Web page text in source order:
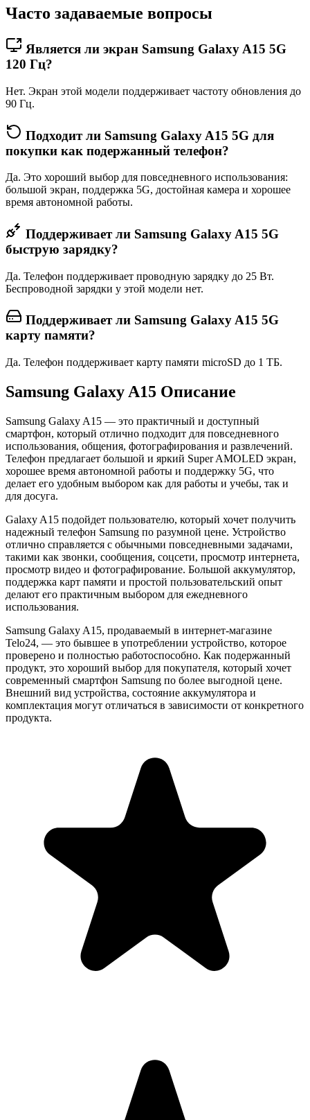
Часто задаваемые вопросы
Является ли экран Samsung Galaxy A15 5G
120 Гц?
Нет. Экран этой модели поддерживает частоту обновления до
90 Гц.
Подходит ли Samsung Galaxy A15 5G для
покупки как подержанный телефон?
Да. Это хороший выбор для повседневного использования:
большой экран, поддержка 5G, достойная камера и хорошее
время автономной работы.
Поддерживает ли Samsung Galaxy A15 5G
быструю зарядку?
Да. Телефон поддерживает проводную зарядку до 25 Вт.
Беспроводной зарядки у этой модели нет.
Поддерживает ли Samsung Galaxy A15 5G
карту памяти?
Да. Телефон поддерживает карту памяти microSD до 1 ТБ.
Samsung Galaxy A15 Описание
Samsung Galaxy A15 — это практичный и доступный
смартфон, который отлично подходит для повседневного
использования, общения, фотографирования и развлечений.
Телефон предлагает большой и яркий Super AMOLED экран,
хорошее время автономной работы и поддержку 5G, что
делает его удобным выбором как для работы и учебы, так и
для досуга.
Galaxy A15 подойдет пользователю, который хочет получить
надежный телефон Samsung по разумной цене. Устройство
отлично справляется с обычными повседневными задачами,
такими как звонки, сообщения, соцсети, просмотр интернета,
просмотр видео и фотографирование. Большой аккумулятор,
поддержка карт памяти и простой пользовательский опыт
делают его практичным выбором для ежедневного
использования.
Samsung Galaxy A15, продаваемый в интернет-магазине
Telo24, — это бывшее в употреблении устройство, которое
проверено и полностью работоспособно. Как подержанный
продукт, это хороший выбор для покупателя, который хочет
современный смартфон Samsung по более выгодной цене.
Внешний вид устройства, состояние аккумулятора и
комплектация могут отличаться в зависимости от конкретного
продукта.